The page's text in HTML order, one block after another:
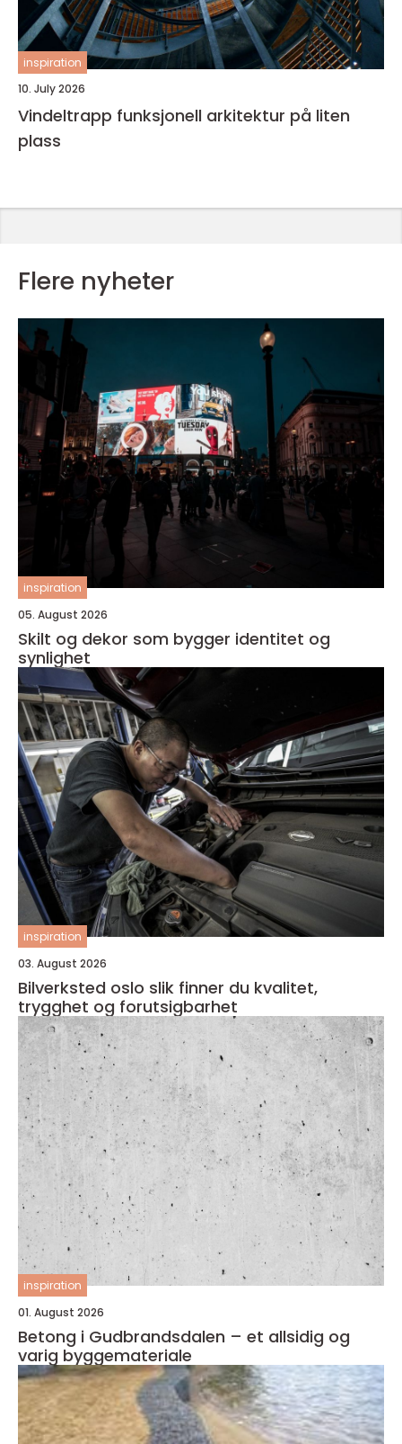
inspiration
10. July 2026
Vindeltrapp funksjonell arkitektur på liten
plass
Flere nyheter
inspiration
05. August 2026
Skilt og dekor som bygger identitet og
synlighet
inspiration
03. August 2026
Bilverksted oslo slik finner du kvalitet,
trygghet og forutsigbarhet
inspiration
01. August 2026
Betong i Gudbrandsdalen – et allsidig og
varig byggemateriale